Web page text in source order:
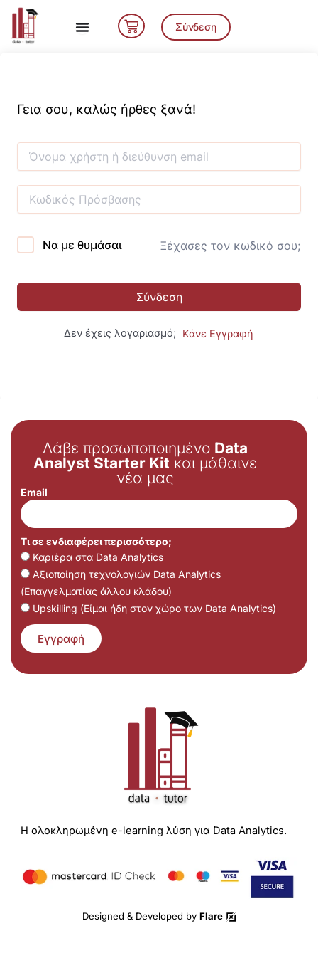
Μετάβαση
περιεχόμενο
Cart Σύνδεση
Γεια σου, καλώς ήρθες ξανά!
Να με θυμάσαι Ξέχασες τον κωδικό σου;
Σύνδεση
Δεν έχεις λογαριασμό; Κάνε Εγγραφή
Λάβε προσωποποιημένο Data
Analyst Starter Kit και μάθαινε
νέα μας
Email
Τι σε ενδιαφέρει περισσότερο;
Καριέρα στα Data Analytics
Αξιοποίηση τεχνολογιών Data Analytics
(Επαγγελματίας άλλου κλάδου)
Upskilling (Είμαι ήδη στον χώρο των Data Analytics)
Εγγραφή
Η ολοκληρωμένη e-learning λύση για Data Analytics.
Designed & Developed by Flare